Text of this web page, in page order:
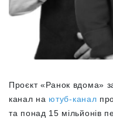
Проєкт «Ранок вдома»
канал на ютуб-канал
та понад 15 мільйонів